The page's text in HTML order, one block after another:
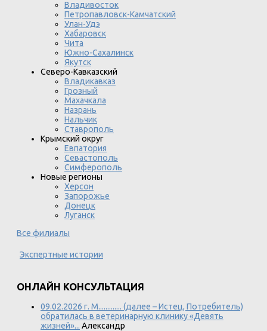
Владивосток
Петропавловск-Камчатский
Улан-Удэ
Хабаровск
Чита
Южно-Сахалинск
Якутск
Северо-Кавказский
Владикавказ
Грозный
Махачкала
Назрань
Нальчик
Ставрополь
Крымский округ
Евпатория
Севастополь
Симферополь
Новые регионы
Херсон
Запорожье
Донецк
Луганск
Все филиалы
Экспертные истории
ОНЛАЙН КОНСУЛЬТАЦИЯ
09.02.2026 г. М............. (далее – Истец, Потребитель)
обратилась в ветеринарную клинику «Девять
жизней»... Александр